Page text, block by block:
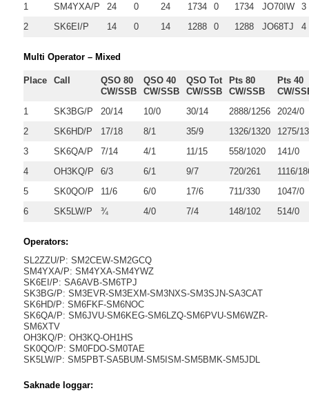
1 SM4YXA/P 24 0 24 1734 0 1734 JO70IW
3
2
SK6EI/P 14 0 14 1288 0 1288 JO68TJ 4
Multi Operator – Mixed
Place Call
QSO 80
CW/SSB
QSO 40
CW/SSB
QSO Tot
CW/SSB
Pts 80
CW/SSB
Pts 40
CW/
1
SK3BG/P 20/14 10/0 30/14 2888/1256
2024/0
2
SK6HD/P 17/18 8/1 35/9 1326/1320
1275/
3
SK6QA/P 7/14 4/1 11/15 558/1020
141/0
4
OH3KQ/P 6/3 6/1 9/7 720/261
1116/
5
SK0QO/P 11/6 6/0 17/6 711/330
1047/0
6
SK5LW/P ¾ 4/0 7/4 148/102 514/0
Operators:
SL2ZZU/P: SM2CEW-SM2GCQ
SM4YXA/P: SM4YXA-SM4YWZ
SK6EI/P: SA6AVB-SM6TPJ
SK3BG/P: SM3EVR-SM3EXM-SM3NXS-SM3SJN-SA3CAT
SK6HD/P: SM6FKF-SM6NOC
SK6QA/P: SM6JVU-SM6KEG-SM6LZQ-SM6PVU-SM6WZR-
SM6XTV
OH3KQ/P: OH3KQ-OH1HS
SK0QO/P: SM0FDO-SM0TAE
SK5LW/P: SM5PBT-SA5BUM-SM5ISM-SM5BMK-SM5JDL
Saknade loggar: